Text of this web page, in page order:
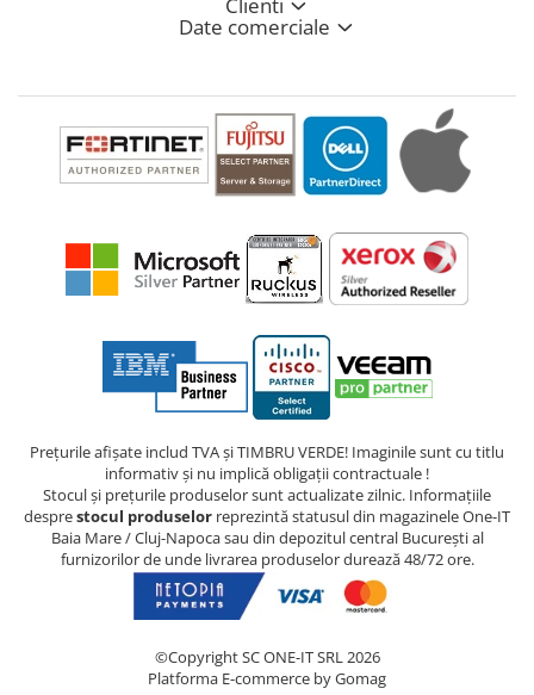
Date comerciale
Prețurile afișate includ TVA și TIMBRU VERDE! Imaginile sunt cu titlu
informativ și nu implică obligații contractuale !
Stocul și prețurile produselor sunt actualizate zilnic. Informațiile
desprestocul produselor reprezintă statusul din magazinele One-IT
Baia Mare / Cluj-Napoca sau din depozitul central București al
furnizorilor de unde livrarea produselor durează 48/72 ore.
©Copyright SC ONE-IT SRL 2026
Platforma E-commerce by Gomag